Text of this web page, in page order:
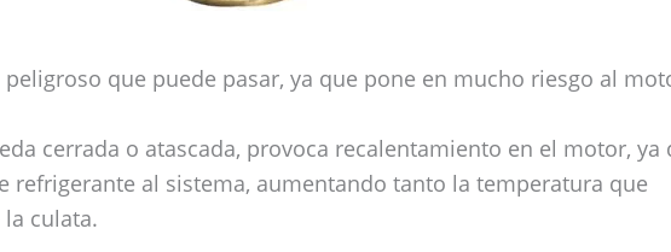
que puede pasar, ya que pone en mucho riesgo al
cerrada o atascada, provoca recalentamiento en el motor, ya
refrigerante al sistema, aumentando tanto la temperatura que
culata.